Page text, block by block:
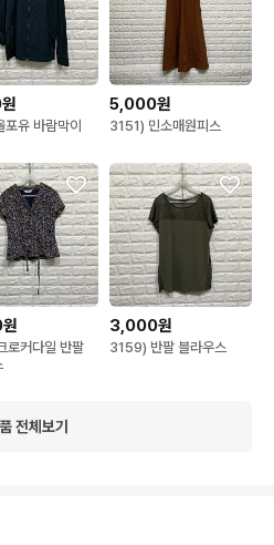
유 바람막이
5,000원
3151) 민소매원피스
로커다일 반팔
3,000원
3159) 반팔 블라우스
전체보기